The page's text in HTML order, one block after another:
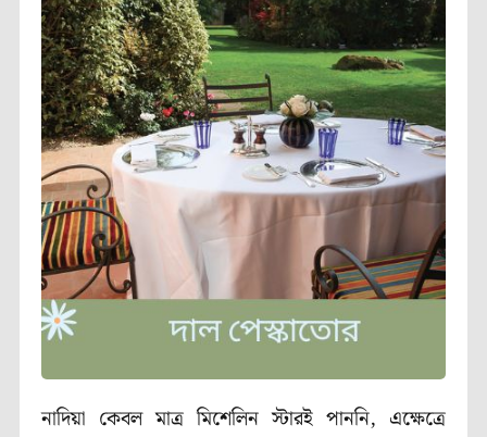
নাদিয়া কেবল মাত্র মিশেলিন স্টারই পাননি, এক্ষেত্রে